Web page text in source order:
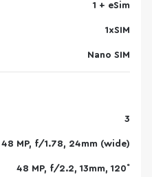
1 + eSim
1xSIM
Nano SIM
3
48 MP, f/1.78, 24mm (wide)
48 MP, f/2.2, 13mm, 120˚